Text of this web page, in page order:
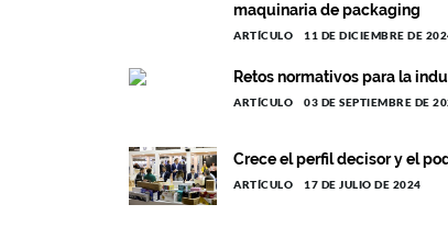
maquinaria de packaging
ARTÍCULO 11 DE DICIEMBRE DE
Retos normativos para la
ARTÍCULO 03 DE SEPTIEMBRE DE
Crece el perfil decisor y el
ARTÍCULO 17 DE JULIO DE 2024